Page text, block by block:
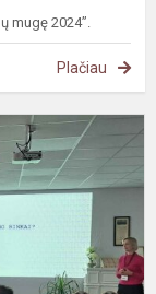
mugę 2024”.
Plačiau